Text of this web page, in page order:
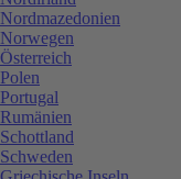
Nordmazedonien
Norwegen
Österreich
Polen
Portugal
Rumänien
Schottland
Schweden